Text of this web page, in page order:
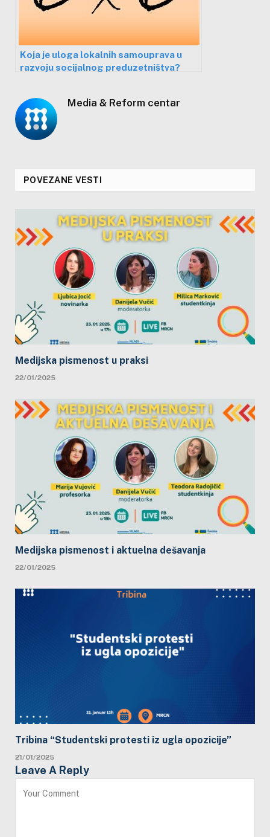
Koja je uloga lokalnih samouprava u
razvoju socijalnog preduzetništva?
Media & Reform centar
POVEZANE VESTI
Medijska pismenost u praksi
22/01/2025
Medijska pismenost i aktuelna dešavanja
22/01/2025
Tribina “Studentski protesti iz ugla opozicije”
21/01/2025
Leave A Reply